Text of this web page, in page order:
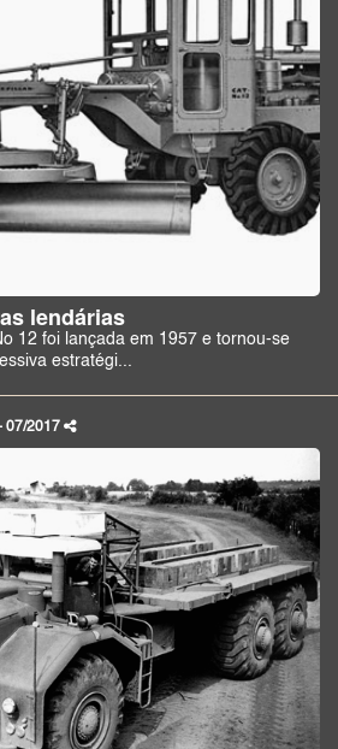
lendárias
12 foi lançada em 1957 e tornou-se
estratégi...
07/2017